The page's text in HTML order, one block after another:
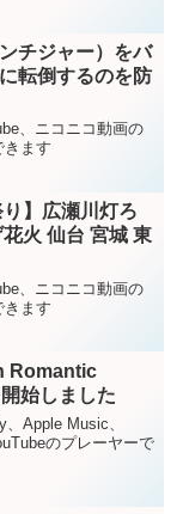
チジャー）をバ
転倒するのを防
、ニコニコ動画の
きます
り】広瀬川灯ろ
火 仙台 宮城 東
、ニコニコ動画の
きます
Romantic
始しました
Apple Music、
のプレーヤーで